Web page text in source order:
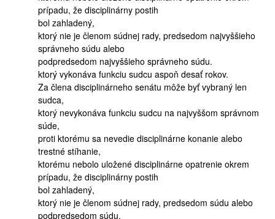
prípadu, že disciplinárny postih
bol zahladený,
ktorý nie je členom súdnej rady, predsedom najvyššieho
správneho súdu alebo
podpredsedom najvyššieho správneho súdu.
ktorý vykonáva funkciu sudcu aspoň desať rokov.
Za člena disciplinárneho senátu môže byť vybraný len
sudca,
ktorý nevykonáva funkciu sudcu na najvyššom správnom
súde,
proti ktorému sa nevedie disciplinárne konanie alebo
trestné stíhanie,
ktorému nebolo uložené disciplinárne opatrenie okrem
prípadu, že disciplinárny postih
bol zahladený,
ktorý nie je členom súdnej rady, predsedom súdu alebo
podpredsedom súdu,